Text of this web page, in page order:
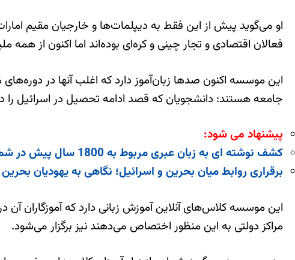
او می‌گوید پیش از این فقط به دیپلمات‌ها و خارجیان مقیم
فعالان اقتصادی و تجار چینی و کره‌ای بوده‌اند اما اکنون از همه
این موسسه اکنون صدها زبان‌آموز دارد که اغلب آنها در
جامعه هستند: دانشجویان که قصد ادامه تحصیل در اسرائیل را
پیشنهاد می شود:
کشف نوشته ای به زبان عبری مربوط به 1800 سال پیش در شمال اسرائیل
برقراری روابط میان بحرین و اسرائیل؛ نگاهی به یهودیان بحرین
این موسسه کلاس‌های آنلاین آموزش زبانی دارد که
مراکز دولتی به این منظور اختصاص می‌دهند نیز برگزار می‌شود.